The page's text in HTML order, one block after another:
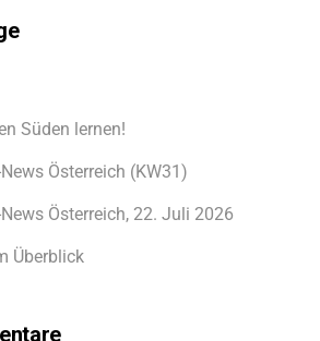
Süden lernen!
Österreich (KW31)
Österreich, 22. Juli 2026
Überblick